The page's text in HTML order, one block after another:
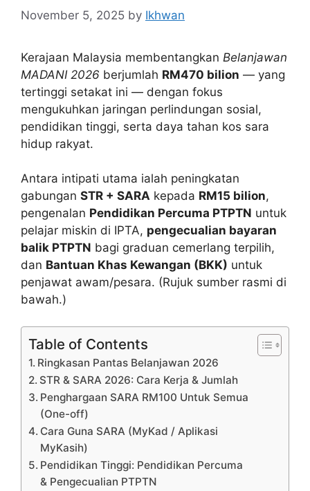
November 5, 2025 by Ikhwan
Kerajaan Malaysia membentangkan Belanjawan
MADANI 2026 berjumlah RM470 bilion — yang
tertinggi setakat ini — dengan fokus
mengukuhkan jaringan perlindungan sosial,
pendidikan tinggi, serta daya tahan kos sara
hidup rakyat.
Antara intipati utama ialah peningkatan
gabungan STR + SARA kepada RM15 bilion,
pengenalan Pendidikan Percuma PTPTN untuk
pelajar miskin di IPTA, pengecualian bayaran
balik PTPTN bagi graduan cemerlang terpilih,
dan Bantuan Khas Kewangan (BKK) untuk
penjawat awam/pesara. (Rujuk sumber rasmi di
bawah.)
Table of Contents
Ringkasan Pantas Belanjawan 2026
STR & SARA 2026: Cara Kerja & Jumlah
Penghargaan SARA RM100 Untuk Semua
(One-off)
Cara Guna SARA (MyKad / Aplikasi
MyKasih)
Pendidikan Tinggi: Pendidikan Percuma
& Pengecualian PTPTN